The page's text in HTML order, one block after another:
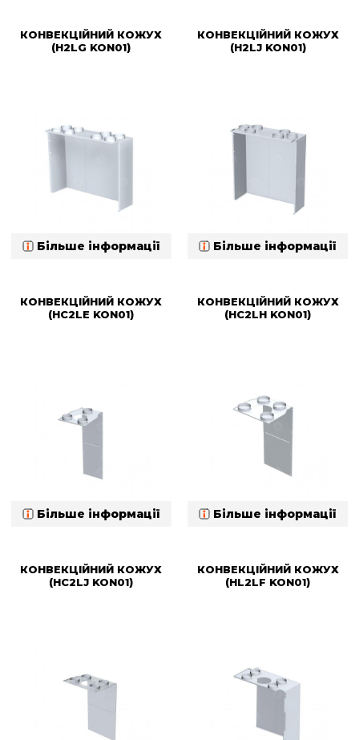
КОНВЕКЦІЙНИЙ КОЖУХ
(H2LG KON01)
Більше інформації
КОНВЕКЦІЙНИЙ КОЖУХ
(H2LJ KON01)
Більше інформації
КОНВЕКЦІЙНИЙ КОЖУХ
(HC2LE KON01)
Більше інформації
КОНВЕКЦІЙНИЙ КОЖУХ
(HC2LH KON01)
Більше інформації
КОНВЕКЦІЙНИЙ КОЖУХ
(HC2LJ KON01)
КОНВЕКЦІЙНИЙ КОЖУХ
(HL2LF KON01)